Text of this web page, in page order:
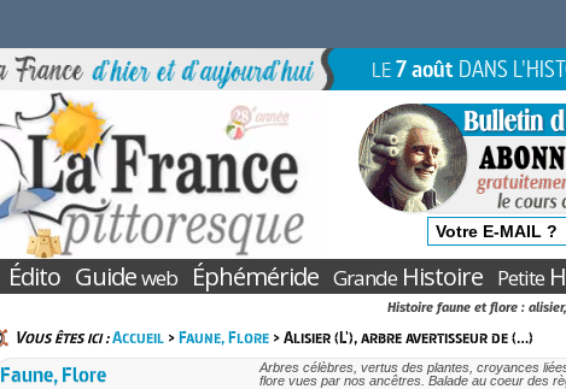
LE7 août DANS
Édito Guideweb Éphéméride GrandeHistoire Petite
Histoire faune et flore :
Vous êtes ici :Accueil>Faune, Flore> Alisier (L'), arbre avertisseur de (…)
Faune, Flore
Arbres célèbres, vertus des plantes, croyances
flore vues par nos ancêtres. Balade au coeur des